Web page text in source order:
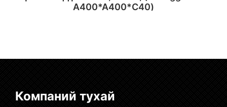
A400*A400*C40)
Компаний тухай